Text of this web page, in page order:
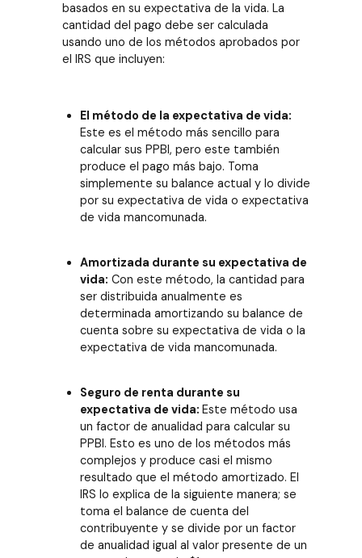
basados en su expectativa de la vida. La
cantidad del pago debe ser calculada
usando uno de los métodos aprobados por
el IRS que incluyen:
El método de la expectativa de vida:
Este es el método más sencillo para
calcular sus PPBI, pero este también
produce el pago más bajo. Toma
simplemente su balance actual y lo divide
por su expectativa de vida o expectativa
de vida mancomunada.
Amortizada durante su expectativa de
vida: Con este método, la cantidad para
ser distribuida anualmente es
determinada amortizando su balance de
cuenta sobre su expectativa de vida o la
expectativa de vida mancomunada.
Seguro de renta durante su
expectativa de vida: Este método usa
un factor de anualidad para calcular su
PPBI. Esto es uno de los métodos más
complejos y produce casi el mismo
resultado que el método amortizado. El
IRS lo explica de la siguiente manera; se
toma el balance de cuenta del
contribuyente y se divide por un factor
de anualidad igual al valor presente de un